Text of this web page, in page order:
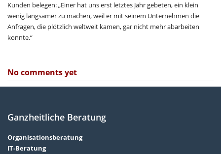
Kunden belegen: „Einer hat uns erst letztes Jahr gebeten, ein klein
wenig langsamer zu machen, weil er mit seinem Unternehmen die
Anfragen, die plötzlich weltweit kamen, gar nicht mehr abarbeiten
konnte.“
No comments yet
Ganzheitliche Beratung
Organisationsberatung
IT-Beratung